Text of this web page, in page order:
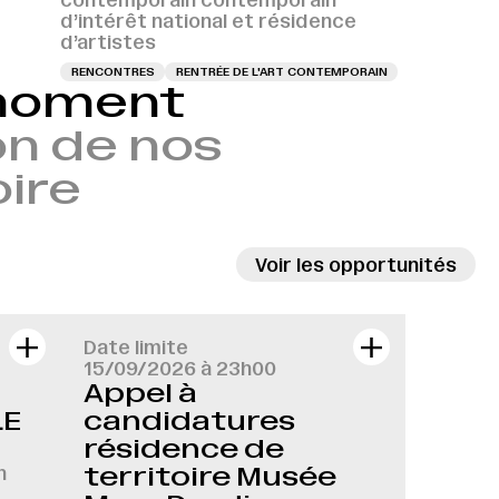
d’intérêt national et résidence
d’artistes
RENCONTRES RENTRÉE DE L'ART CONTEMPORAIN
de nos
Voir les opportunités
Date limite
15/09/2026 à 23h00
Appel à
candidatures
résidence de
territoire Musée